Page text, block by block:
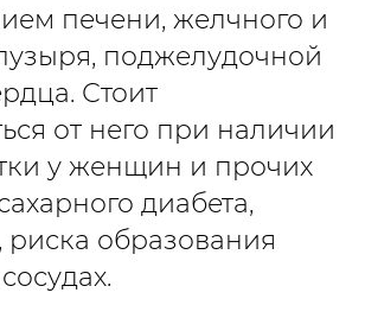
печени, желчного и
поджелудочной
Стоит
от него при наличии
у женщин и прочих
диабета,
образования